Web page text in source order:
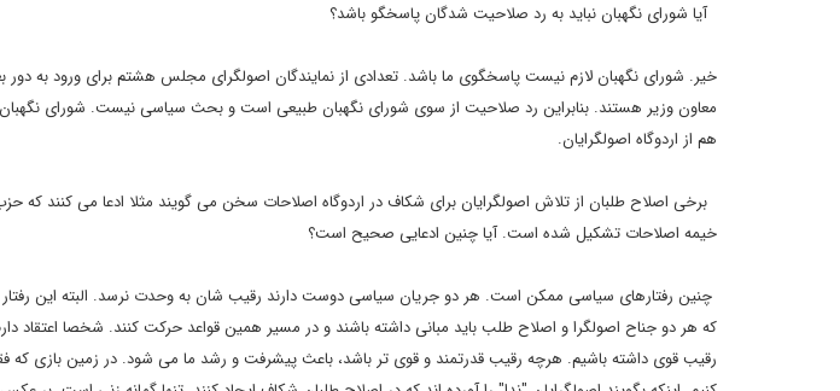
آیا شورای نگهبان نباید به رد صلاحیت شدگان پاسخگو باشد؟
خیر. شورای نگهبان لازم نیست پاسخگوی ما باشد. تعدادی از نمایندگان اصولگرای مجلس هشتم برای ورود به دور
معاون وزیر هستند. بنابراین رد صلاحیت از سوی شورای نگهبان طبیعی است و بحث سیاسی نیست. شورای
هم از اردوگاه اصولگرایان.
برخی اصلاح طلبان از تلاش اصولگرایان برای شکاف در اردوگاه اصلاحات سخن می گویند مثلا ادعا می کنند که
خیمه اصلاحات تشکیل شده است. آیا چنین ادعایی صحیح است؟
چنین رفتارهای سیاسی ممکن است. هر دو جریان سیاسی دوست دارند رقیب شان به وحدت نرسد. البته این رفتار با
که هر دو جناح اصولگرا و اصلاح طلب باید مبانی داشته باشند و در مسیر همین قواعد حرکت کنند. شخصا اعتقاد
رقیب قوی داشته باشیم. هرچه رقیب قدرتمند و قوی تر باشد، باعث پیشرفت و رشد ما می شود. در زمین بازی